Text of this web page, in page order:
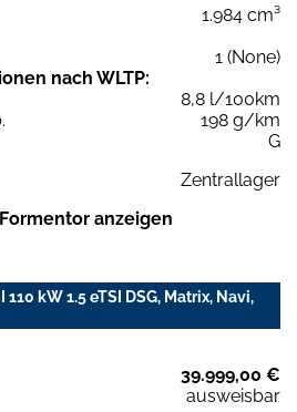
1.984 cm³
1 (None)
nach WLTP:
8,8 l/100km
198 g/km
G
Zentrallager
anzeigen
kW 1.5 eTSI DSG, Matrix, Navi,
39.999,00 €
ausweisbar